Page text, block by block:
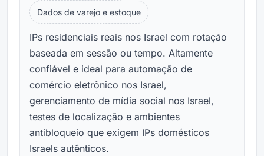
Dados de varejo e estoque
IPs residenciais reais nos Israel com rotação
baseada em sessão ou tempo. Altamente
confiável e ideal para automação de
comércio eletrônico nos Israel,
gerenciamento de mídia social nos Israel,
testes de localização e ambientes
antibloqueio que exigem IPs domésticos
Israels autênticos.